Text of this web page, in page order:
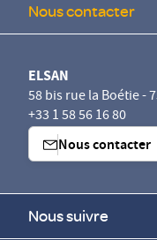
Nous contacter
ELSAN
58 bis rue la Boétie -
+33 1 58 56 16 80
Nous contacter
Nous suivre